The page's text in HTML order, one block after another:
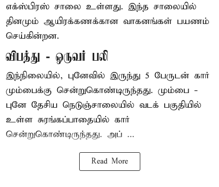
எக்ஸ்பிரஸ் சாலை உள்ளது. இந்த சாலையில்
தினமும் ஆயிரக்கணக்கான வாகனங்கள் பயணம்
செய்கின்றன.
விபத்து - ஒருவர் பலி
இந்நிலையில், புனேவில் இருந்து 5 பேருடன் கார்
மும்பைக்கு சென்றுகொண்டிருந்தது. மும்பை -
புனே தேசிய நெடுஞ்சாலையில் வடக் பகுதியில்
உள்ள சுரங்கப்பாதையில் கார்
சென்றுகொண்டிருந்தது. அப் ...
Read More